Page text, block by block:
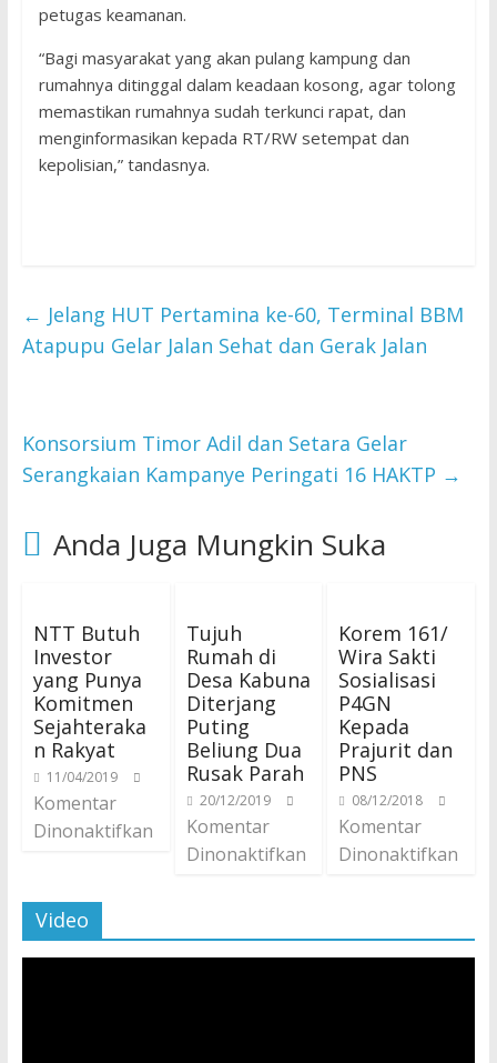
petugas keamanan.
“Bagi masyarakat yang akan pulang kampung dan
rumahnya ditinggal dalam keadaan kosong, agar tolong
memastikan rumahnya sudah terkunci rapat, dan
menginformasikan kepada RT/RW setempat dan
kepolisian,” tandasnya.
← Jelang HUT Pertamina ke-60, Terminal BBM
Atapupu Gelar Jalan Sehat dan Gerak Jalan
Konsorsium Timor Adil dan Setara Gelar
Serangkaian Kampanye Peringati 16 HAKTP →
Anda Juga Mungkin Suka
NTT Butuh
Investor
yang Punya
Komitmen
Sejahteraka
n Rakyat
11/04/2019
Komentar
Dinonaktifkan
Tujuh
Rumah di
Desa Kabuna
Diterjang
Puting
Beliung Dua
Rusak Parah
20/12/2019
Komentar
Dinonaktifkan
Korem 161/
Wira Sakti
Sosialisasi
P4GN
Kepada
Prajurit dan
PNS
08/12/2018
Komentar
Dinonaktifkan
Video